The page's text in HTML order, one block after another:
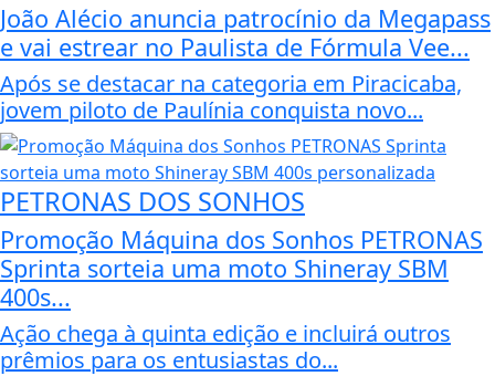
João Alécio anuncia patrocínio da Megapass
e vai estrear no Paulista de Fórmula Vee...
Após se destacar na categoria em Piracicaba,
jovem piloto de Paulínia conquista novo...
PETRONAS DOS SONHOS
Promoção Máquina dos Sonhos PETRONAS
Sprinta sorteia uma moto Shineray SBM
400s...
Ação chega à quinta edição e incluirá outros
prêmios para os entusiastas do...